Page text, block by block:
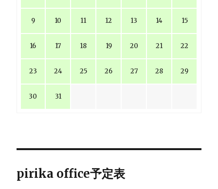
9 10 11 12 13 14 15
16 17 18 19 20 21 22
23 24 25 26 27 28 29
30 31
pirika office予定表